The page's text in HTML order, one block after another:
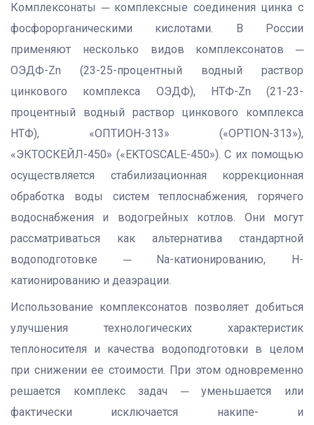
Комплексонаты ─ комплексные соединения цинка с
фосфорорганическими кислотами. В России
применяют несколько видов комплексонатов ─
ОЭДФ-Zn (23-25-процентный водный раствор
цинкового комплекса ОЭДФ), НТФ-Zn (21-23-
процентный водный раствор цинкового комплекса
НТФ), «ОПТИОН-313» («OPTION-313»),
«ЭКТОСКЕЙЛ-450» («EKTOSCALE-450»). С их помощью
осуществляется стабилизационная коррекционная
обработка воды систем теплоснабжения, горячего
водоснабжения и водогрейных котлов. Они могут
рассматриваться как альтернатива стандартной
водоподготовке ─ Na-катионированию, H-
катионированию и деаэрации.
Использование комплексонатов позволяет добиться
улучшения технологических характеристик
теплоносителя и качества водоподготовки в целом
при снижении ее стоимости. При этом одновременно
решается комплекс задач ─ уменьшается или
фактически исключается накипе- и